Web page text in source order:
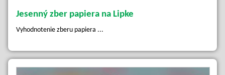
Jesenný zber papiera na Lipke
Vyhodnotenie zberu papiera ...